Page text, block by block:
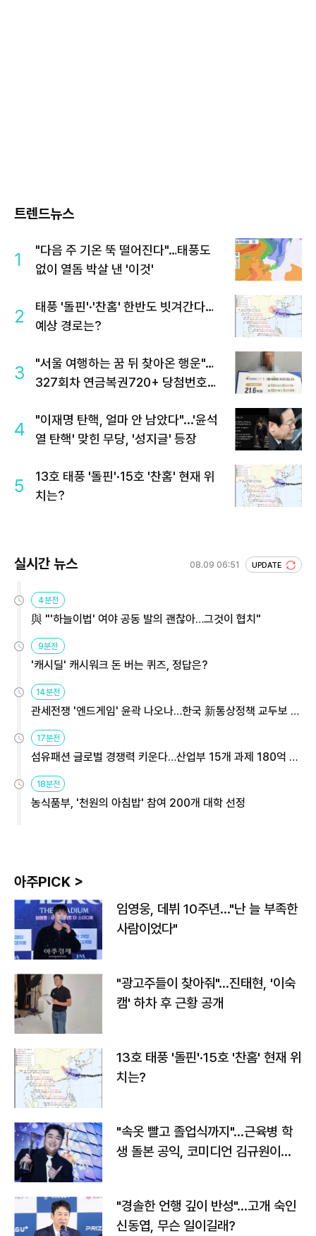
트렌드뉴스
1
"다음 주 기온 뚝 떨어진다"…태풍도
없이 열돔 박살 낸 '이것'
2
태풍 '돌핀'·'찬홈' 한반도 빗겨간다…
예상 경로는?
3
"서울 여행하는 꿈 뒤 찾아온 행운"…
327회차 연금복권720+ 당첨번호조
4
"이재명 탄핵, 얼마 안 남았다"...'윤석
열 탄핵' 맞힌 무당, '성지글' 등장
5
13호 태풍 '돌핀'·15호 '찬홈' 현재 위
치는?
실시간 뉴스 08.09 06:51 UPDATE
4분전
與 "'하늘이법' 여야 공동 발의 괜찮아…그것이 협치"
9분전
'캐시딜' 캐시워크 돈 버는 퀴즈, 정답은?
14분전
관세전쟁 '엔드게임' 윤곽 나오나…한국 新통상정책 교두보 활
용해야
17분전
섬유패션 글로벌 경쟁력 키운다…산업부 15개 과제 180억 지
원
18분전
농식품부, '천원의 아침밥' 참여 200개 대학 선정
아주PICK >
임영웅, 데뷔 10주년…"난 늘 부족한
사람이었다"
"광고주들이 찾아줘"…진태현, '이숙
캠' 하차 후 근황 공개
13호 태풍 '돌핀'·15호 '찬홈' 현재 위
치는?
"속옷 빨고 졸업식까지"…근육병 학
생 돌본 공익, 코미디언 김규원이었
"경솔한 언행 깊이 반성"…고개 숙인
신동엽, 무슨 일이길래?